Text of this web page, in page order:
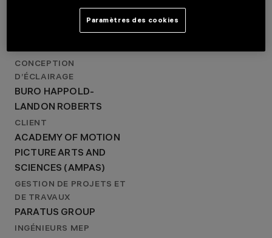
COLLABORATION WITH
CONCEPTION
D’ÉCLAIRAGE
BURO HAPPOLD-
LANDON ROBERTS
CLIENT
ACADEMY OF MOTION
PICTURE ARTS AND
SCIENCES (AMPAS)
GESTION DE PROJETS ET
DE TRAVAUX
PARATUS GROUP
INGÉNIEURS MEP
Paramètres des cookies